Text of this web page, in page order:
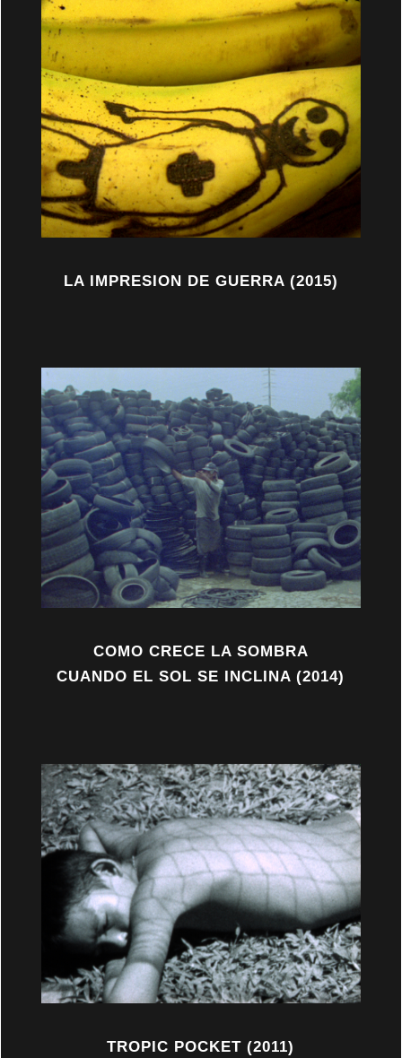
LA IMPRESION DE GUERRA (2015)
COMO CRECE LA SOMBRA
CUANDO EL SOL SE INCLINA (2014)
TROPIC POCKET (2011)